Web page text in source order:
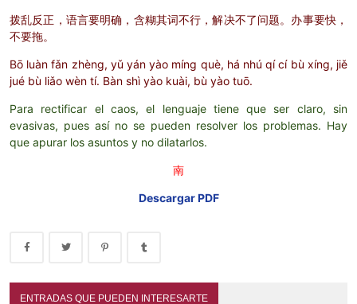
拨乱反正，语言要明确，含糊其词不行，解决不了问题。办事要快，
不要拖。
Bō luàn fǎn zhèng, yǔ yán yào míng què, há nhú qí cí bù xíng, jiě
jué bù liǎo wèn tí. Bàn shì yào kuài, bù yào tuō.
Para rectificar el caos, el lenguaje tiene que ser claro, sin
evasivas, pues así no se pueden resolver los problemas. Hay
que apurar los asuntos y no dilatarlos.
南
Descargar PDF
ENTRADAS QUE PUEDEN INTERESARTE
término